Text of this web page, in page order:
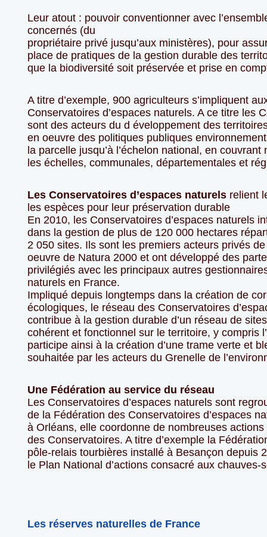
Leur atout : pouvoir conventionner avec
concernés (du
propriétaire privé jusqu’aux ministères), pour
place de pratiques de la gestion durable des
que la biodiversité soit préservée et prise en
A titre d’exemple, 900 agriculteurs s’impliquent
Conservatoires d’espaces naturels. A ce titre les
sont des acteurs du d éveloppement des
en oeuvre des politiques publiques
la parcelle jusqu’à l’échelon national, en couvrant
les échelles, communales, départementales et
Les Conservatoires d’espaces naturels relient
les espèces pour leur préservation durable
En 2010, les Conservatoires d’espaces naturels
dans la gestion de plus de 120 000 hectares
2 050 sites. Ils sont les premiers acteurs privés
oeuvre de Natura 2000 et ont développé des
privilégiés avec les principaux autres
naturels en France.
Impliqué depuis longtemps dans la création de
écologiques, le réseau des Conservatoires
contribue à la gestion durable d’un réseau de
cohérent et fonctionnel sur le territoire, y compris
participe ainsi à la création d’une trame verte et
souhaitée par les acteurs du Grenelle de
Une Fédération au service du réseau
Les Conservatoires d’espaces naturels sont
de la Fédération des Conservatoires d’espaces
à Orléans, elle coordonne de nombreuses
des Conservatoires. A titre d’exemple la
pôle‐relais tourbières installé à Besançon depuis
le Plan National d’actions consacré aux
Les réserves naturelles de France